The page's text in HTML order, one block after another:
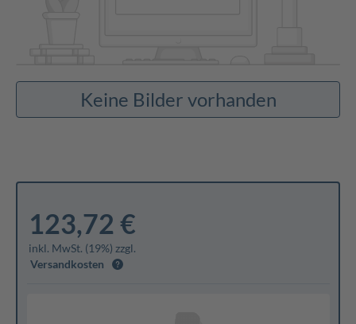
Keine Bilder vorhanden
123,72 €
inkl. MwSt. (19%) zzgl.
Versandkosten